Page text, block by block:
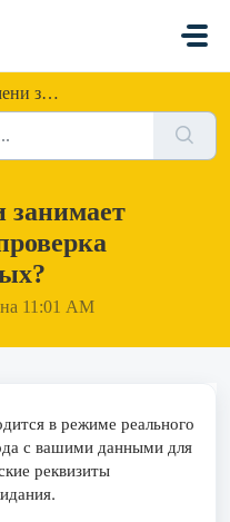
банковск...
занимает
11:01 AM
в режиме реального
с вашими данными для
реквизиты